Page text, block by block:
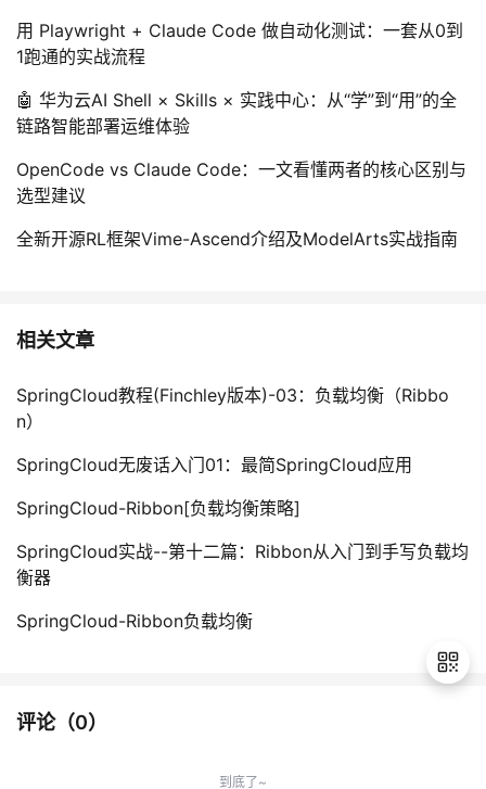
用 Playwright + Claude Code 做自动化测试：一套从0到
1跑通的实战流程
🤖 华为云AI Shell × Skills × 实践中心：从“学”到“用”的全
链路智能部署运维体验
OpenCode vs Claude Code：一文看懂两者的核心区别与
选型建议
全新开源RL框架Vime-Ascend介绍及ModelArts实战指南
相关文章
SpringCloud教程(Finchley版本)-03：负载均衡（Ribbo
n）
SpringCloud无废话入门01：最简SpringCloud应用
SpringCloud-Ribbon[负载均衡策略]
SpringCloud实战--第十二篇：Ribbon从入门到手写负载均
衡器
SpringCloud-Ribbon负载均衡
评论（0）
到底了~